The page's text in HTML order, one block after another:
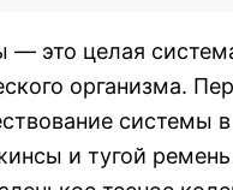
— это целая
организма.
и тугой